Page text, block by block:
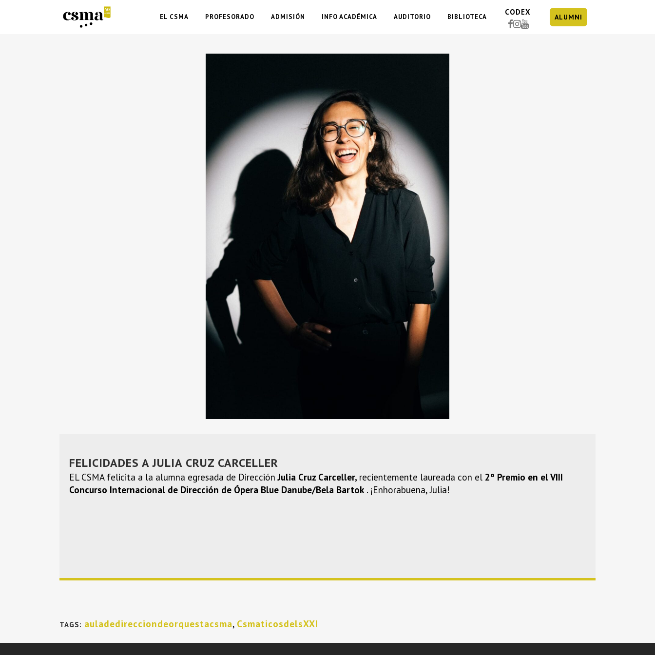
EL CSMA PROFESORADO ADMISIÓN INFO ACADÉMICA AUDITORIO BIBLIOTECA
CODEX
ALUMNI
FELICIDADES A JULIA CRUZ CARCELLER
EL CSMA felicita a la alumna egresada de DirecciónJulia Cruz Carceller, recientemente laureada con el 2º Premio en el VIII
Concurso Internacional de Dirección de Ópera Blue Danube/Bela Bartok. ¡Enhorabuena, Julia!
TAGS: auladedirecciondeorquestacsma, CsmaticosdelsXXI